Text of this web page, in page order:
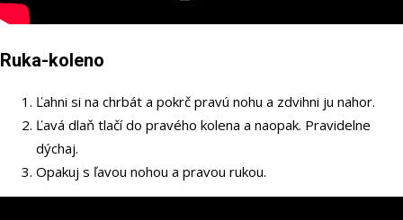
Ruka-koleno
Ľahni si na chrbát a pokrč pravú nohu a zdvihni ju nahor.
Ľavá dlaň tlačí do pravého kolena a naopak. Pravidelne
dýchaj.
Opakuj s ľavou nohou a pravou rukou.